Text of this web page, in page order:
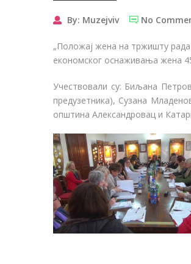
By: Muzejviv No
„Положај жена на тржишту рада
економског оснаживања жена
Учествовали су: Биљана
предузетника), Сузана
општина Александровац и